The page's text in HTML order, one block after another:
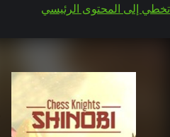
تخطي إلى المحتوى الرئيسي